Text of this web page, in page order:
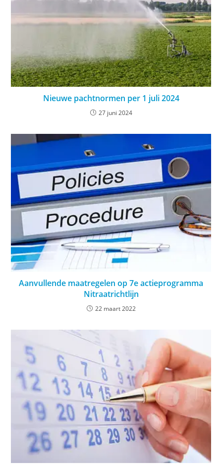
Nieuwe pachtnormen per 1 juli 2024
27 juni 2024
Aanvullende maatregelen op 7e actieprogramma
Nitraatrichtlijn
22 maart 2022